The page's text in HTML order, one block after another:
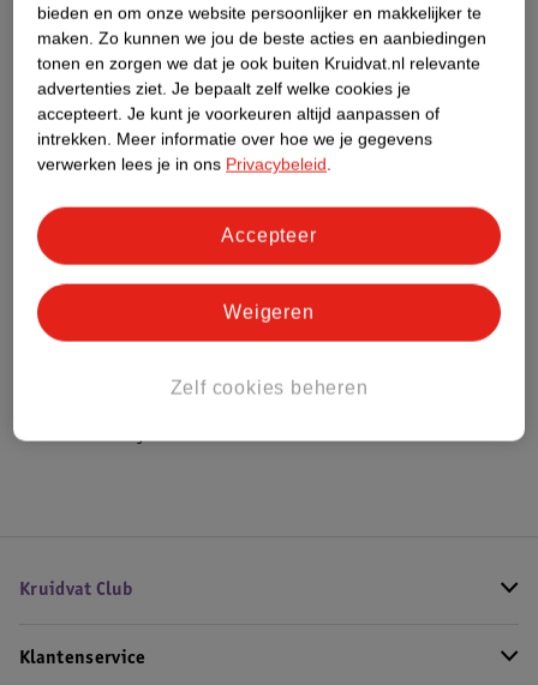
Nature Impact Score
Dit product heeft (nog) geen Nature
Impact Score.
Meer informatie
Bestel & Bezorginformatie
Bekijk ook
Sensodyne Alle Frisse adem
Hoe controleren wij de reviews?
Kruidvat Club
Klantenservice
bieden en om onze website persoonlijker en makkelijker te
maken. Zo kunnen we jou de beste acties en aanbiedingen
tonen en zorgen we dat je ook buiten Kruidvat.nl relevante
advertenties ziet. Je bepaalt zelf welke cookies je
accepteert. Je kunt je voorkeuren altijd aanpassen of
intrekken. Meer informatie over hoe we je gegevens
verwerken lees je in ons Privacybeleid.
Zelf cookies beheren
Weigeren
Accepteer